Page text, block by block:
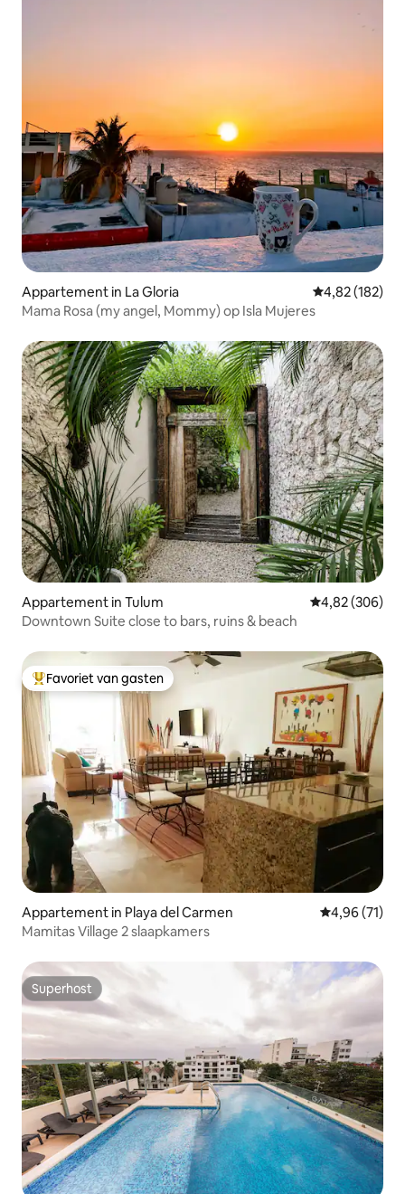
Appartement in La Gloria Gemiddelde
4,82 (182)
Mama Rosa (my angel, Mommy) op Isla Mujeres
Appartement in Tulum Gemiddelde
4,82 (306)
Downtown Suite close to bars, ruins & beach
Topfavoriet van gasten
Favoriet van gasten
Appartement in Playa del Carmen Gemiddelde
4,96 (71)
Mamitas Village 2 slaapkamers
Superhost
Superhost